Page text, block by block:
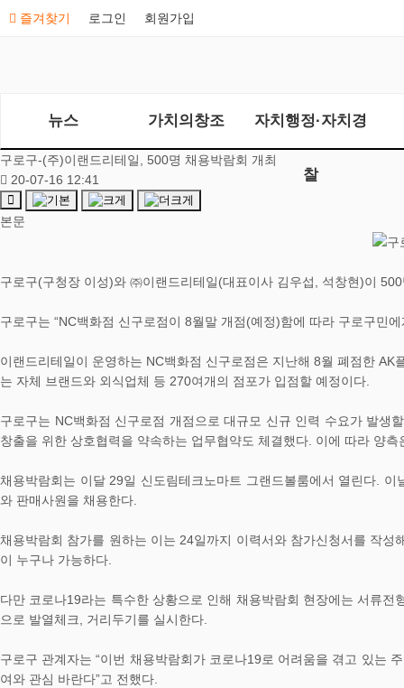
즐겨찾기 로그인 회원가입
뉴스 가치의창조 자치행정·자치경
찰
구로구-(주)이랜드리테일, 500명 채용박람회 개최
20-07-16 12:41
본문
구로구(구청장 이성)와 ㈜이랜드리테일(대표이사 김우섭, 석창현)이
구로구는 “NC백화점 신구로점이 8월말 개점(예정)함에 따라 구로구민
이랜드리테일이 운영하는 NC백화점 신구로점은 지난해 8월 폐점한
는 자체 브랜드와 외식업체 등 270여개의 점포가 입점할 예정이다.
구로구는 NC백화점 신구로점 개점으로 대규모 신규 인력 수요가 발생
창출을 위한 상호협력을 약속하는 업무협약도 체결했다. 이에 따라 양
채용박람회는 이달 29일 신도림테크노마트 그랜드볼룸에서 열린다.
와 판매사원을 채용한다.
채용박람회 참가를 원하는 이는 24일까지 이력서와 참가신청서를 작
이 누구나 가능하다.
다만 코로나19라는 특수한 상황으로 인해 채용박람회 현장에는 서류
으로 발열체크, 거리두기를 실시한다.
구로구 관계자는 “이번 채용박람회가 코로나19로 어려움을 겪고 있는
여와 관심 바란다”고 전했다.